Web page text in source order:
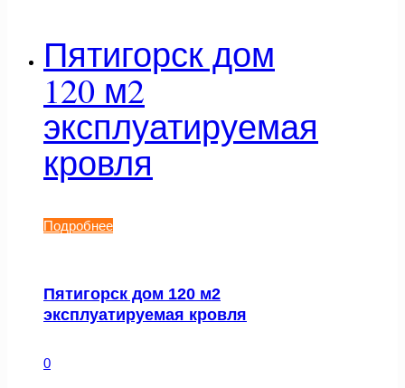
Пятигорск дом
120 м2
эксплуатируемая
кровля
Подробнее
Пятигорск дом 120 м2
эксплуатируемая кровля
0